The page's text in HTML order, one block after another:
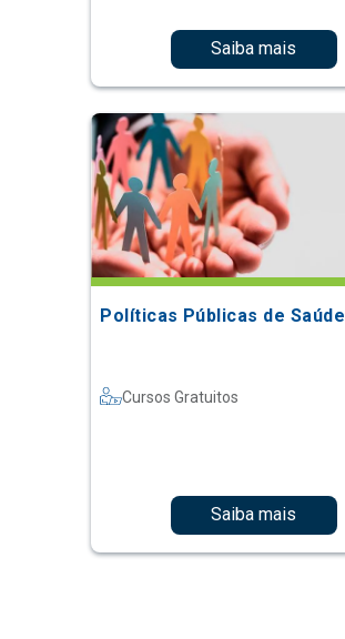
Saiba mais
Políticas Públicas de Saúde
Cursos Gratuitos
Saiba mais